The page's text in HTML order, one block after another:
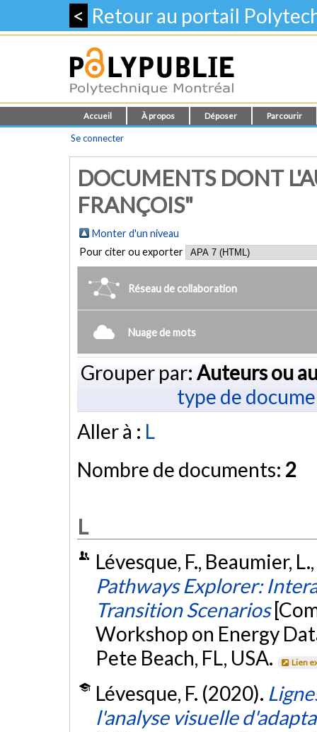
< Retour au portail
Accueil À propos Déposer Parcourir
Se connecter
DOCUMENTS DONT
FRANÇOIS"
Monter d'un niveau
Pour citer ou exporter
Réseau de collaboration
Nuage de mots
Grouper par: Auteurs ou
type de
Aller à : L
Nombre de documents: 2
L
Lévesque, F., Beaumier,
Pathways Explorer:
Transition Scenarios
Workshop on Energy
Pete Beach, FL, USA.
Lien
Lévesque, F. (2020).
l'analyse visuelle